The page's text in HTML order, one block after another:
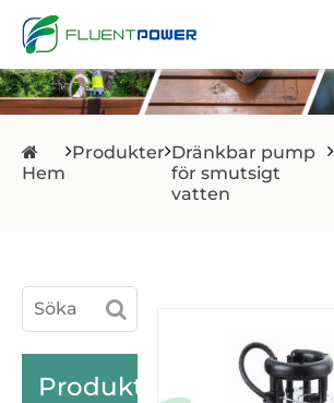
Hem
Produkter Dränkbar pump
för smutsigt
vatten
Produkter